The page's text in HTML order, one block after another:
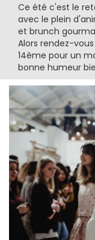
Ce été c'est le
avec le plein
et brunch
Alors rendez-
14ème pour un
bonne humeur